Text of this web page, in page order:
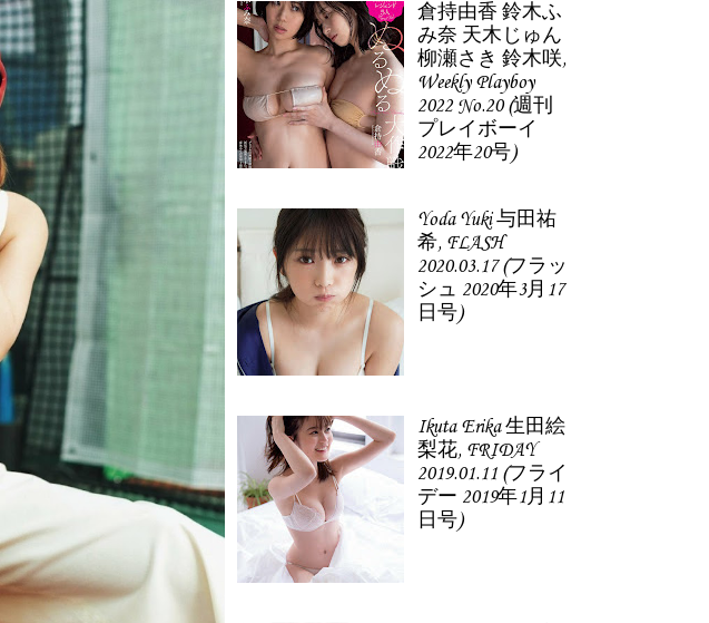
倉持由香 鈴木ふ
み奈 天木じゅん
柳瀬さき 鈴木咲,
Weekly Playboy
2022 No.20 (週刊
プレイボーイ
2022年20号)
Yoda Yuki 与田祐
希, FLASH
2020.03.17 (フラッ
シュ 2020年3月17
日号)
Ikuta Erika 生田絵
梨花, FRIDAY
2019.01.11 (フライ
デー 2019年1月11
日号)